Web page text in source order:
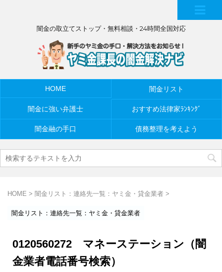
闇金の取立てストップ・無料相談・24時間全国対応
HOME 闇金リスト
闇金に強い弁護士 おすすめ法律家ﾗﾝｷﾝｸﾞ
闇金融の手口 債務整理を考えよう
HOME > 闇金リスト：連絡先一覧：ヤミ金・貸金業者 >
闇金リスト：連絡先一覧：ヤミ金・貸金業者
0120560272 マネーステーション（闇
金業者電話番号検索）